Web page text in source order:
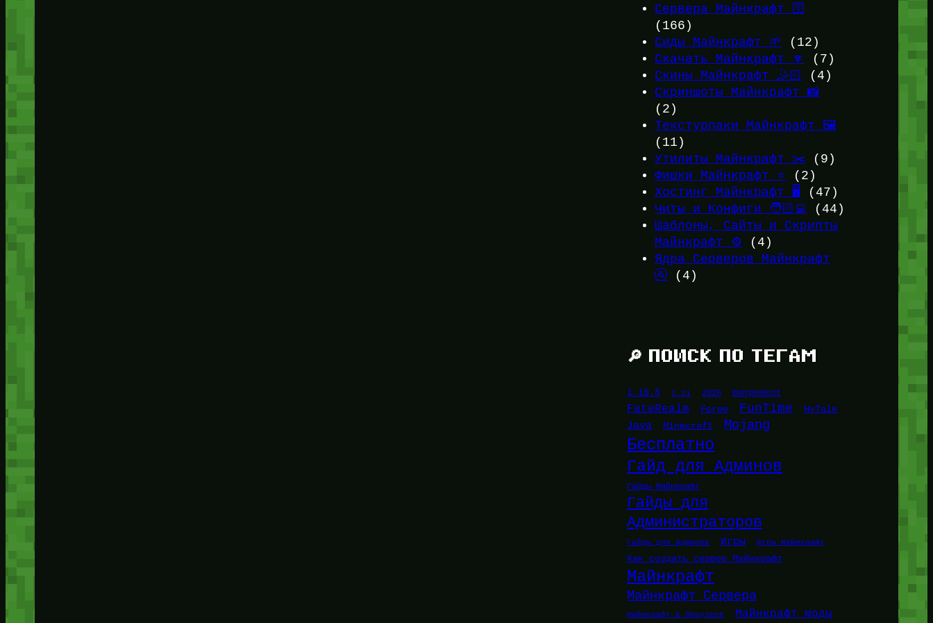
Сервера Майнкрафт 🛜
(166)
Сиды Майнкрафт 🌱
(12)
Скачать Майнкрафт 🔽
(7)
Скины Майнкрафт 🤹🏻
(4)
Скриншоты Майнкрафт 📸
(2)
Текстурпаки Майнкрафт 🖼️
(11)
Утилиты Майнкрафт ✂️ (9)
Фишки Майнкрафт ⭐ (2)
Хостинг Майнкрафт 🖥️
(47)
Читы и Конфиги 🧑🏻‍💻 (44)
Шаблоны, Сайты и Скрипты
Майнкрафт ⚙️ (4)
Ядра Серверов Майнкрафт
🚰 (4)
🔎 ПОИСК ПО ТЕГАМ
1.16.5 1.21 2026 BungeeHost
FateRealm Forge FunTime HyTale
Java Minecraft Mojang
Бесплатно
Гайд для Админов
Гайды Майнкрафт
Гайды для
Администраторов
Гайды для админов Игры Игры Майнкрафт
Как создать сервер Майнкрафт
Майнкрафт
Майнкрафт Сервера
Майнкрафт в браузере Майнкрафт моды